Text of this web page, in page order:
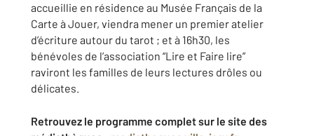
accueillie en résidence au Musée Français de la
Carte à Jouer, viendra mener un premier atelier
d’écriture autour du tarot ; et à 16h30, les
bénévoles de l’association “Lire et Faire lire”
raviront les familles de leurs lectures drôles ou
délicates.
Retrouvez le programme complet sur le site des